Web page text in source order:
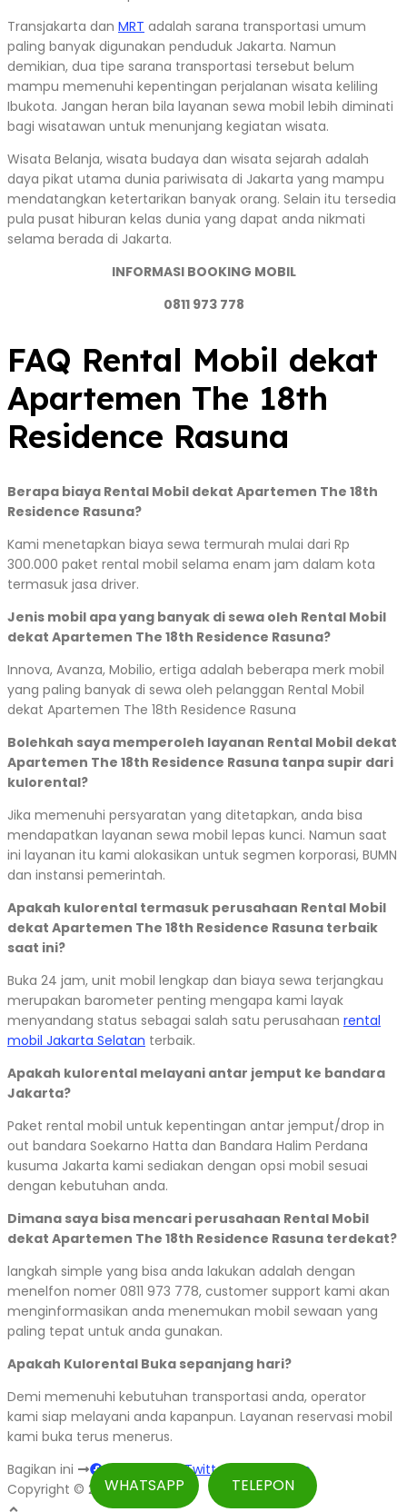
Transjakarta dan MRT adalah sarana transportasi umum
paling banyak digunakan penduduk Jakarta. Namun
demikian, dua tipe sarana transportasi tersebut belum
mampu memenuhi kepentingan perjalanan wisata keliling
Ibukota. Jangan heran bila layanan sewa mobil lebih diminati
bagi wisatawan untuk menunjang kegiatan wisata.
Wisata Belanja, wisata budaya dan wisata sejarah adalah
daya pikat utama dunia pariwisata di Jakarta yang mampu
mendatangkan ketertarikan banyak orang. Selain itu tersedia
pula pusat hiburan kelas dunia yang dapat anda nikmati
selama berada di Jakarta.
INFORMASI BOOKING MOBIL
0811 973 778
FAQ Rental Mobil dekat
Apartemen The 18th
Residence Rasuna
Berapa biaya Rental Mobil dekat Apartemen The 18th
Residence Rasuna?
Kami menetapkan biaya sewa termurah mulai dari Rp
300.000 paket rental mobil selama enam jam dalam kota
termasuk jasa driver.
Jenis mobil apa yang banyak di sewa oleh Rental Mobil
dekat Apartemen The 18th Residence Rasuna?
Innova, Avanza, Mobilio, ertiga adalah beberapa merk mobil
yang paling banyak di sewa oleh pelanggan Rental Mobil
dekat Apartemen The 18th Residence Rasuna
Bolehkah saya memperoleh layanan Rental Mobil dekat
Apartemen The 18th Residence Rasuna tanpa supir dari
kulorental?
Jika memenuhi persyaratan yang ditetapkan, anda bisa
mendapatkan layanan sewa mobil lepas kunci. Namun saat
ini layanan itu kami alokasikan untuk segmen korporasi, BUMN
dan instansi pemerintah.
Apakah kulorental termasuk perusahaan Rental Mobil
dekat Apartemen The 18th Residence Rasuna terbaik
saat ini?
Buka 24 jam, unit mobil lengkap dan biaya sewa terjangkau
merupakan barometer penting mengapa kami layak
menyandang status sebagai salah satu perusahaan rental
mobil Jakarta Selatan terbaik.
Apakah kulorental melayani antar jemput ke bandara
Jakarta?
Paket rental mobil untuk kepentingan antar jemput/drop in
out bandara Soekarno Hatta dan Bandara Halim Perdana
kusuma Jakarta kami sediakan dengan opsi mobil sesuai
dengan kebutuhan anda.
Dimana saya bisa mencari perusahaan Rental Mobil
dekat Apartemen The 18th Residence Rasuna terdekat?
langkah simple yang bisa anda lakukan adalah dengan
menelfon nomer 0811 973 778, customer support kami akan
menginformasikan anda menemukan mobil sewaan yang
paling tepat untuk anda gunakan.
Apakah Kulorental Buka sepanjang hari?
Demi memenuhi kebutuhan transportasi anda, operator
kami siap melayani anda kapanpun. Layanan reservasi mobil
kami buka terus menerus.
Bagikan ini
Facebook Twitter
WhatsApp
Copyright © 2026 Kulorental
WHATSAPP TELEPON